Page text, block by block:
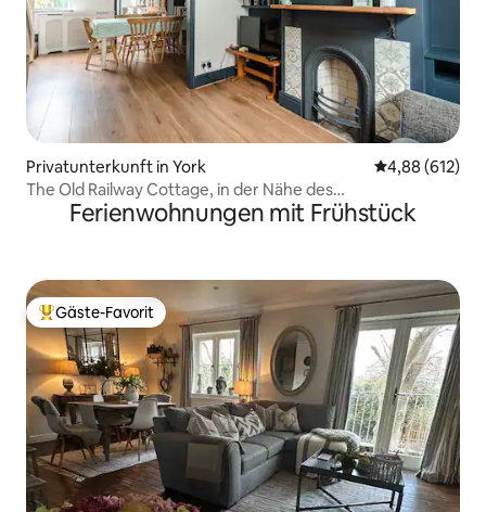
Privatunterkunft in York
4,88 (612)
The Old Railway Cottage, in der Nähe des
Eisenbahnmuseums
Ferienwohnungen mit Frühstück
Beliebter Gäste-Favorit.
Gäste-Favorit